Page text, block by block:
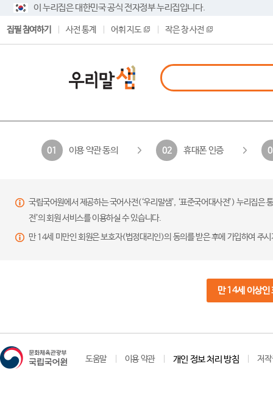
이 누리집은 대한민국 공식 전자정부 누리집입니다.
집필 참여하기 사전 통계 어휘 지도 작은 창 사전
01 이용 약관 동의 02 휴대폰 인증
국립국어원에서 제공하는 국어사전(‘우리말샘’, ‘표준국어대사전’) 누리집
전’의 회원 서비스를 이용하실 수 있습니다.
만 14세 미만인 회원은 보호자(법정대리인)의 동의를 받은 후에 가입하여 주
만 14세 이상인
도움말 이용 약관 개인 정보 처리 방침 저